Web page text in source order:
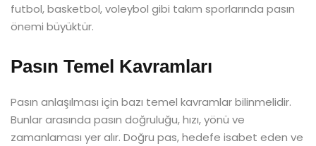
futbol, basketbol, voleybol gibi takım sporlarında pasın
önemi büyüktür.
Pasın Temel Kavramları
Pasın anlaşılması için bazı temel kavramlar bilinmelidir.
Bunlar arasında pasın doğruluğu, hızı, yönü ve
zamanlaması yer alır. Doğru pas, hedefe isabet eden ve